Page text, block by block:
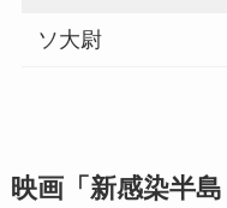
ソ大尉
映画「新感染半